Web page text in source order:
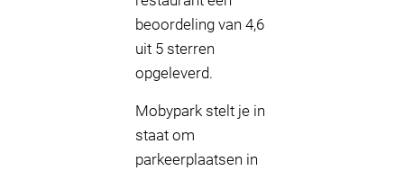
beoordeling van 4,6
uit 5 sterren
opgeleverd.
Mobypark stelt je in
staat om
parkeerplaatsen in